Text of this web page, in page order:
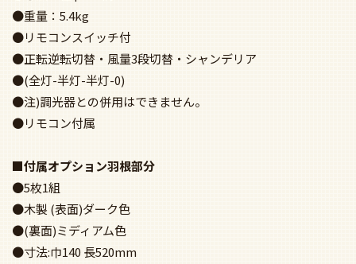
●重量：5.4kg
●リモコンスイッチ付
●正転逆転切替・風量3段切替・シャンデリア
●(全灯-半灯-半灯-0)
●注)調光器との併用はできません。
●リモコン付属
■付属オプション羽根部分
●5枚1組
●木製 (表面)ダーク色
●(裏面)ミディアム色
●寸法:巾140 長520mm